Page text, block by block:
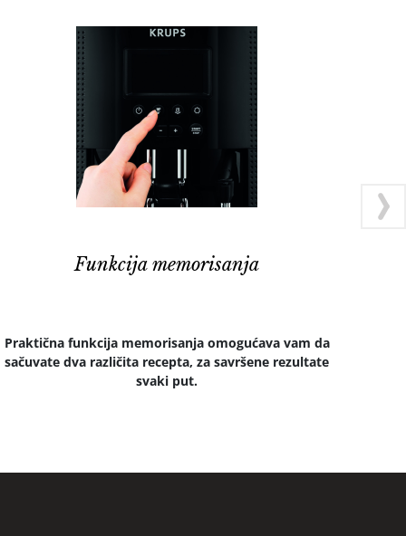
Funkcija memorisanja
Praktična funkcija memorisanja omogućava vam da
sačuvate dva različita recepta, za savršene rezultate
svaki put.